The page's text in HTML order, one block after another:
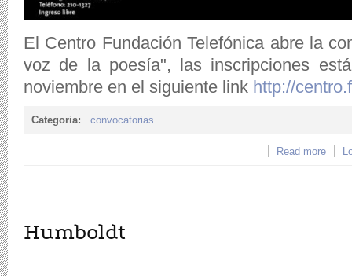
El Centro Fundación Telefónica abre la
voz de la poesía", las inscripciones
noviembre en el siguiente link http://
Categoria: convocatorias
Read more
Humboldt